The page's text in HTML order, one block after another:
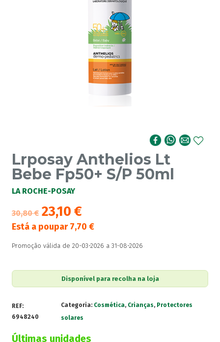
Lrposay Anthelios Lt
Bebe Fp50+ S/P 50ml
LA ROCHE-POSAY
30,80€ 23,10 €
Está a poupar7,70 €
Promoção válida de 20-03-2026 a 31-08-2026
Disponível para recolha na loja
REF:
6948240
Categoria: Cosmética, Crianças, Protectores
solares
Últimas unidades